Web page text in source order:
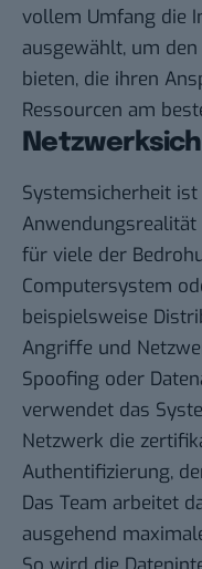
vollem Umfang die
ausgewählt, um
bieten, die ihren
Ressourcen am
Systemsicherheit
für viele der
Computersystem
beispielsweise
Angriffe und
Spoofing oder
verwendet das
Netzwerk die
Authentifizierung,
Das Team arbeitet
ausgehend